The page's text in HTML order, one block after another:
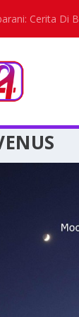
Cerita Di